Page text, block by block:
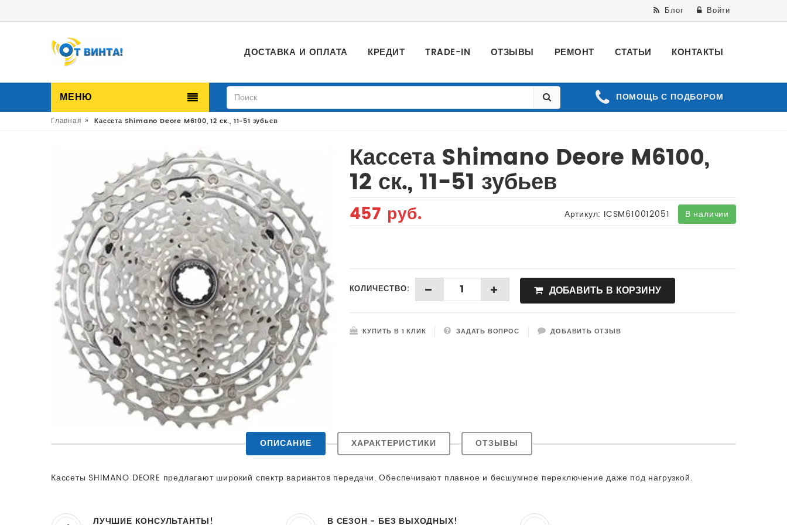
Блог Войти
ДОСТАВКА И ОПЛАТА КРЕДИТ TRADE-IN ОТЗЫВЫ РЕМОНТ СТАТЬИ КОНТАКТЫ
МЕНЮ ПОМОЩЬ С ПОДБОРОМ
Главная » Кассета Shimano Deore M6100, 12 ск., 11-51 зубьев
Кассета Shimano Deore M6100,
12 ск., 11-51 зубьев
457 руб. В наличии
Артикул: ICSM610012051
КОЛИЧЕСТВО: ДОБАВИТЬ В КОРЗИНУ
КУПИТЬ В 1 КЛИК ЗАДАТЬ ВОПРОС ДОБАВИТЬ ОТЗЫВ
ОПИСАНИЕ ХАРАКТЕРИСТИКИ ОТЗЫВЫ
Кассеты SHIMANO DEORE предлагают широкий спектр вариантов передачи.Обеспечивают плавное и бесшумное переключение даже под нагрузкой.
ЛУЧШИЕ КОНСУЛЬТАНТЫ! В СЕЗОН - БЕЗ ВЫХОДНЫХ!